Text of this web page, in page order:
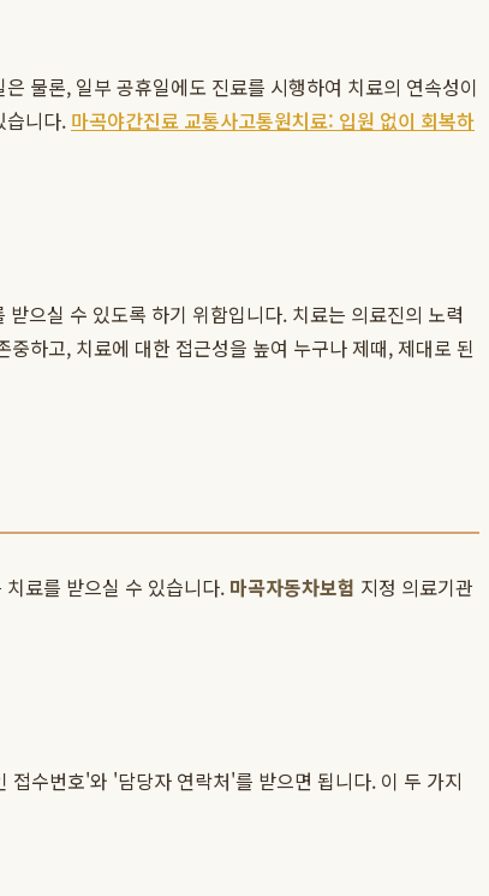
물론, 일부 공휴일에도 진료를 시행하여 치료의 연속성이
습니다. 마곡야간진료 교통사고통원치료: 입원 없이 회복하
으실 수 있도록 하기 위함입니다. 치료는 의료진의 노력
중하고, 치료에 대한 접근성을 높여 누구나 제때, 제대로 된
료를 받으실 수 있습니다. 마곡자동차보험 지정 의료기관
수번호'와 '담당자 연락처'를 받으면 됩니다. 이 두 가지